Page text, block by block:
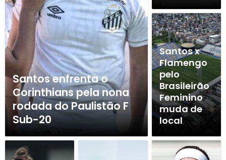
Santos enfrenta o
Corinthians pela nona
rodada do Paulistão F
Sub-20
Santos x
Flamengo
pelo
Brasileirão
Feminino
muda de
local